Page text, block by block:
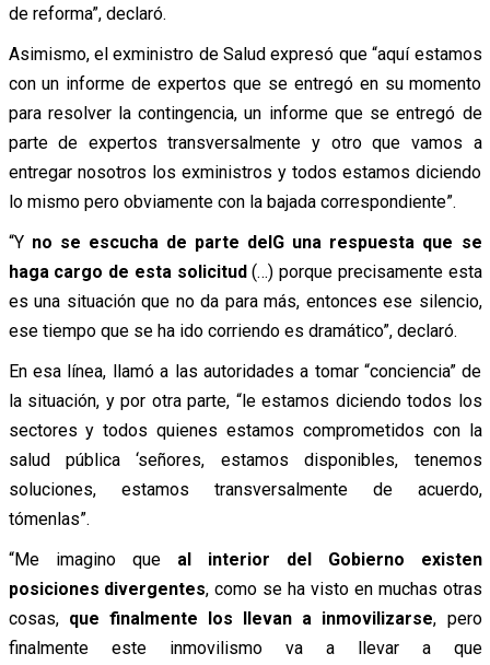
de reforma”, declaró.
Asimismo, el exministro de Salud expresó que “aquí estamos
con un informe de expertos que se entregó en su momento
para resolver la contingencia, un informe que se entregó de
parte de expertos transversalmente y otro que vamos a
entregar nosotros los exministros y todos estamos diciendo
lo mismo pero obviamente con la bajada correspondiente”.
“Y no se escucha de parte delG una respuesta que se
haga cargo de esta solicitud(…) porque precisamente esta
es una situación que no da para más, entonces ese silencio,
ese tiempo que se ha ido corriendo es dramático”, declaró.
En esa línea, llamó a las autoridades a tomar “conciencia” de
la situación, y por otra parte, “le estamos diciendo todos los
sectores y todos quienes estamos comprometidos con la
salud pública ‘señores, estamos disponibles, tenemos
soluciones, estamos transversalmente de acuerdo,
tómenlas”.
“Me imagino queal interior del Gobierno existen
posiciones divergentes, como se ha visto en muchas otras
cosas, que finalmente los llevan a inmovilizarse, pero
finalmente este inmovilismo va a llevar a que